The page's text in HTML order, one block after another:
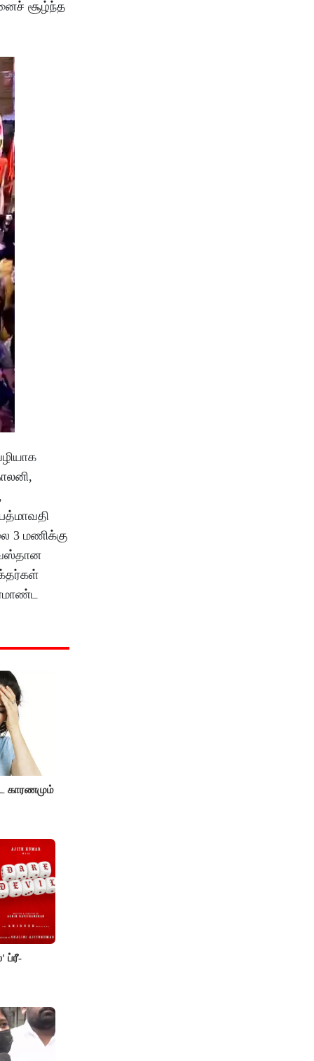
சூழ்ந்த
3 மணிக்கு
காரணமும்
ப்ரீ-